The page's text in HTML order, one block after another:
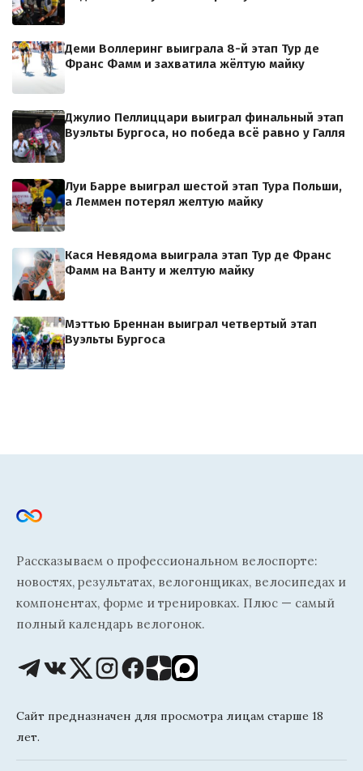
Деми Воллеринг выиграла 8-й этап Тур де
Франс Фамм и захватила жёлтую майку
Джулио Пеллиццари выиграл финальный этап
Вуэльты Бургоса, но победа всё равно у Галля
Луи Барре выиграл шестой этап Тура Польши,
а Леммен потерял желтую майку
Кася Невядома выиграла этап Тур де Франс
Фамм на Ванту и желтую майку
Мэттью Бреннан выиграл четвертый этап
Вуэльты Бургоса
Рассказываем о профессиональном велоспорте:
новостях, результатах, велогонщиках, велосипедах и
компонентах, форме и тренировках. Плюс — самый
полный календарь велогонок.
Сайт предназначен для просмотра лицам старше 18
лет.